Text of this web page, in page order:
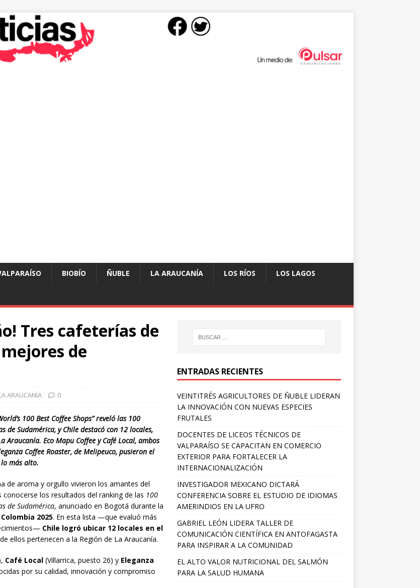
BIOBÍO ÑUBLE LA ARAUCANÍA LOS RÍOS LOS LAGOS
Tres cafeterías de
de
ARAUCANÍA 0
100 Best Coffee Shops” reveló las 100
de Sudamérica, y Chile destacó con 12 locales,
Araucanía. Eco Mapu Coffee y Café Local, ambos
Coffee Roaster, de Melipeuco, pusieron el
más alto.
de aroma y orgullo vivieron los amantes del
conocerse los resultados del ranking de las 100
de Sudamérica, anunciado en Bogotá durante la
2025. En esta lista —que evaluó más
Chile logró ubicar 12 locales en el
ellos pertenecen a la Región de La Araucanía.
Café Local (Villarrica, puesto 26) y Eleganza
por su calidad, innovación y compromiso
ENTRADAS RECIENTES
VEINTITRÉS AGRICULTORES DE ÑUBLE LIDERAN
LA INNOVACIÓN CON NUEVAS ESPECIES
FRUTALES
DOCENTES DE LICEOS TÉCNICOS DE
VALPARAÍSO SE CAPACITAN EN COMERCIO
EXTERIOR PARA FORTALECER LA
INTERNACIONALIZACIÓN
INVESTIGADOR MEXICANO DICTARÁ
CONFERENCIA SOBRE EL ESTUDIO DE IDIOMAS
AMERINDIOS EN LA UFRO
GABRIEL LEÓN LIDERA TALLER DE
COMUNICACIÓN CIENTÍFICA EN ANTOFAGASTA
PARA INSPIRAR A LA COMUNIDAD
EL ALTO VALOR NUTRICIONAL DEL SALMÓN
PARA LA SALUD HUMANA